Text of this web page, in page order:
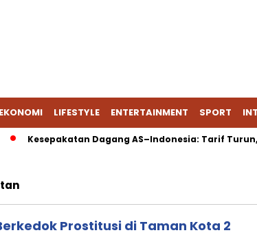
EKONOMI LIFESTYLE ENTERTAINMENT SPORT
Kesepakatan Dagang AS–Indonesia: Tarif Turun,
Prostitusi di Taman Kota 2